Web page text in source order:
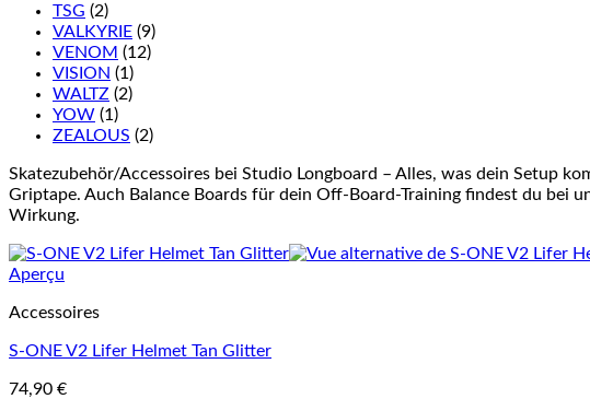
TSG (2)
VALKYRIE (9)
VENOM (12)
VISION (1)
WALTZ (2)
YOW (1)
ZEALOUS (2)
Skatezubehör/Accessoires bei Studio Longboard – Alles, was dein Setup
Griptape. Auch Balance Boards für dein Off-Board-Training findest du bei
Wirkung.
Aperçu
Accessoires
S-ONE V2 Lifer Helmet Tan Glitter
74,90 €